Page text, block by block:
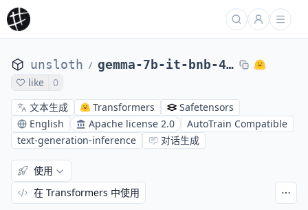
unsloth / gemma-7b-it-bnb-4bit
like
0
文本生成
Transformers
Safetensors
English
Apache license 2.0
AutoTrain Compatible
text-generation-inference
对话生成
使用
在 Transformers 中使用